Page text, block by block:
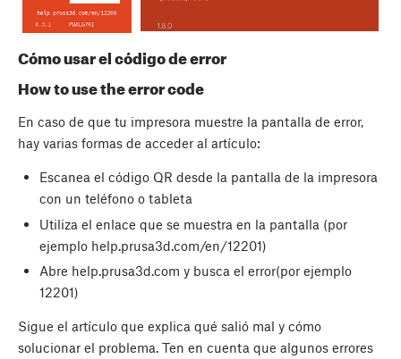
Cómo usar el código de error
How to use the error code
En caso de que tu impresora muestre la pantalla de error,
hay varias formas de acceder al artículo:
Escanea el código QR desde la pantalla de la impresora
con un teléfono o tableta
Utiliza el enlace que se muestra en la pantalla (por
ejemplo help.prusa3d.com/en/12201)
Abre help.prusa3d.com y busca el error(por ejemplo
12201)
Sigue el artículo que explica qué salió mal y cómo
solucionar el problema. Ten en cuenta que algunos errores